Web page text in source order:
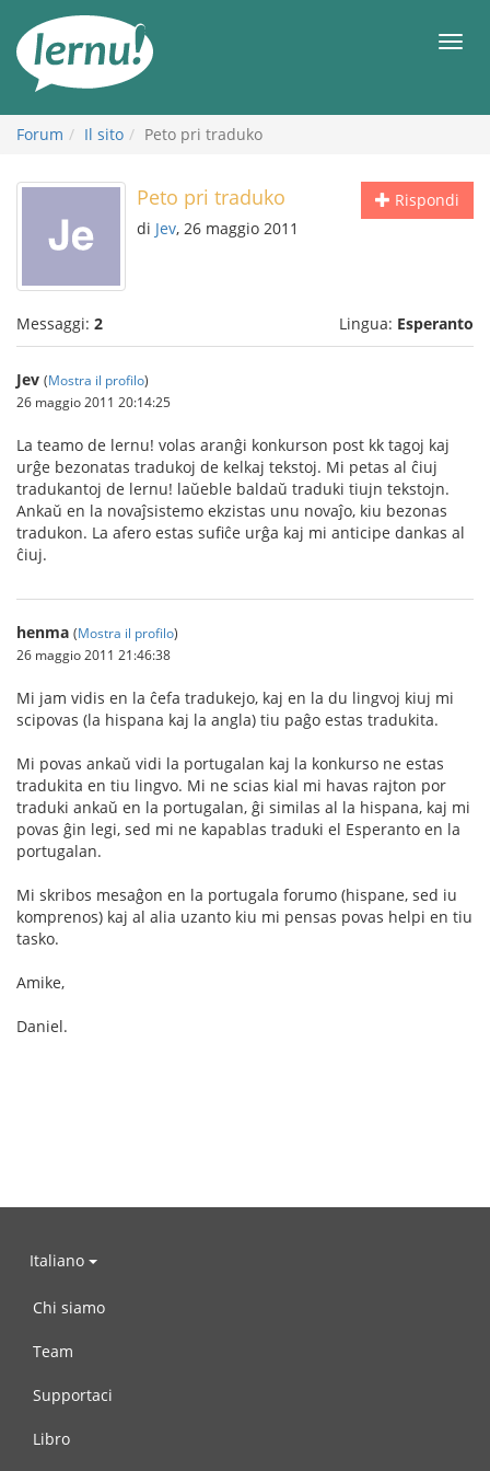
all’indice
Forum Il sito Peto pri traduko
Rispondi
Peto pri traduko
di Jev, 26 maggio 2011
Messaggi: 2 Lingua: Esperanto
Jev (Mostra il profilo)
26 maggio 2011 20:14:25
La teamo de lernu! volas aranĝi konkurson post kk tagoj kaj
urĝe bezonatas tradukoj de kelkaj tekstoj. Mi petas al ĉiuj
tradukantoj de lernu! laŭeble baldaŭ traduki tiujn tekstojn.
Ankaŭ en la novaĵsistemo ekzistas unu novaĵo, kiu bezonas
tradukon. La afero estas sufiĉe urĝa kaj mi anticipe dankas al
ĉiuj.
henma (Mostra il profilo)
26 maggio 2011 21:46:38
Mi jam vidis en la ĉefa tradukejo, kaj en la du lingvoj kiuj mi
scipovas (la hispana kaj la angla) tiu paĝo estas tradukita.
Mi povas ankaŭ vidi la portugalan kaj la konkurso ne estas
tradukita en tiu lingvo. Mi ne scias kial mi havas rajton por
traduki ankaŭ en la portugalan, ĝi similas al la hispana, kaj mi
povas ĝin legi, sed mi ne kapablas traduki el Esperanto en la
portugalan.
Mi skribos mesaĝon en la portugala forumo (hispane, sed iu
komprenos) kaj al alia uzanto kiu mi pensas povas helpi en tiu
tasko.
Amike,
Daniel.
Italiano
Chi siamo
Team
Supportaci
Libro